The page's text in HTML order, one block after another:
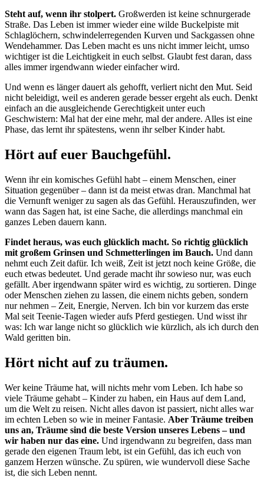
Steht auf, wenn ihr stolpert. Großwerden ist keine schnurgerade
Straße. Das Leben ist immer wieder eine wilde Buckelpiste mit
Schlaglöchern, schwindelerregenden Kurven und Sackgassen ohne
Wendehammer. Das Leben macht es uns nicht immer leicht, umso
wichtiger ist die Leichtigkeit in euch selbst. Glaubt fest daran, dass
alles immer irgendwann wieder einfacher wird.
Und wenn es länger dauert als gehofft, verliert nicht den Mut. Seid
nicht beleidigt, weil es anderen gerade besser ergeht als euch. Denkt
einfach an die ausgleichende Gerechtigkeit unter euch
Geschwistern: Mal hat der eine mehr, mal der andere. Alles ist eine
Phase, das lernt ihr spätestens, wenn ihr selber Kinder habt.
Hört auf euer Bauchgefühl.
Wenn ihr ein komisches Gefühl habt – einem Menschen, einer
Situation gegenüber – dann ist da meist etwas dran. Manchmal hat
die Vernunft weniger zu sagen als das Gefühl. Herauszufinden, wer
wann das Sagen hat, ist eine Sache, die allerdings manchmal ein
ganzes Leben dauern kann.
Findet heraus, was euch glücklich macht. So richtig glücklich
mit großem Grinsen und Schmetterlingen im Bauch. Und dann
nehmt euch Zeit dafür. Ich weiß, Zeit ist jetzt noch keine Größe, die
euch etwas bedeutet. Und gerade macht ihr sowieso nur, was euch
gefällt. Aber irgendwann später wird es wichtig, zu sortieren. Dinge
oder Menschen ziehen zu lassen, die einem nichts geben, sondern
nur nehmen – Zeit, Energie, Nerven. Ich bin vor kurzem das erste
Mal seit Teenie-Tagen wieder aufs Pferd gestiegen. Und wisst ihr
was: Ich war lange nicht so glücklich wie kürzlich, als ich durch den
Wald geritten bin.
Hört nicht auf zu träumen.
Wer keine Träume hat, will nichts mehr vom Leben. Ich habe so
viele Träume gehabt – Kinder zu haben, ein Haus auf dem Land,
um die Welt zu reisen. Nicht alles davon ist passiert, nicht alles war
im echten Leben so wie in meiner Fantasie. Aber Träume treiben
uns an, Träume sind die beste Version unseres Lebens – und
wir haben nur das eine. Und irgendwann zu begreifen, dass man
gerade den eigenen Traum lebt, ist ein Gefühl, das ich euch von
ganzem Herzen wünsche. Zu spüren, wie wundervoll diese Sache
ist, die sich Leben nennt.